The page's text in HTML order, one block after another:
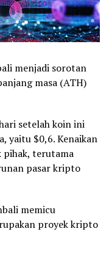
menjadi sorotan
masa (ATH)
setelah koin ini
yaitu $0,6. Kenaikan
pihak, terutama
pasar kripto
memicu
proyek kripto